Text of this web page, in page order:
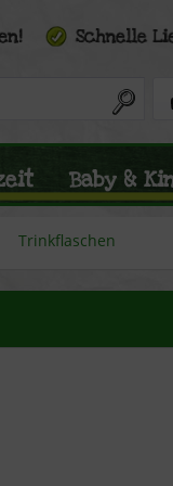
Baby &
Trinkflaschen